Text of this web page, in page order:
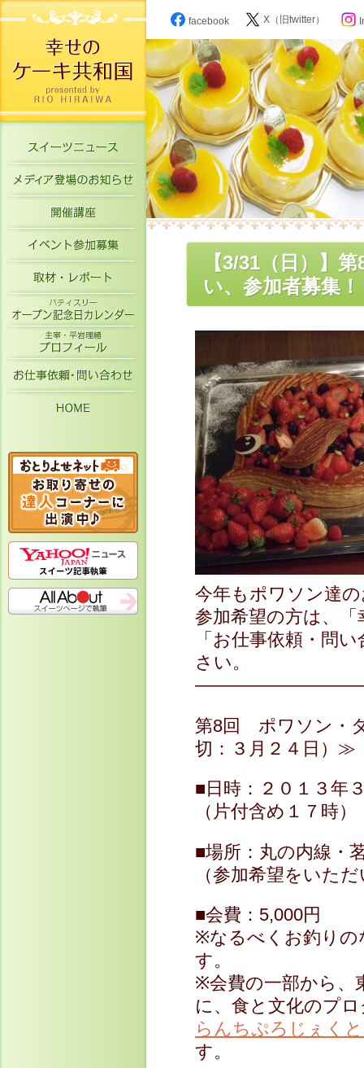
スイーツニュース
メディア登場のお知らせ
開催講座
イベント参加募集
取材・レポート
パティスリーオープン記念日カレン
お仕事依頼・お問い合わせ
facebook X（旧twitter）
【3/31（日）】
い、参加者募集！
今年もポワソン達
参加希望の方は、
「お仕事依頼・問
さい。
第8回 ポワソン・
切：３月２４日）≫
■日時：２０１３年
（片付含め１７時）
■場所：丸の内線・
（参加希望をいた
■会費：5,000円
※なるべくお釣りの
す。
※会費の一部から、
に、食と文化のプ
らんちぷろじぇく
す。